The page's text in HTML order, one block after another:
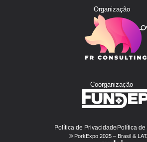
Organização
Coorganização
Política de PrivacidadePolítica de
© PorkExpo 2025 – Brasil &